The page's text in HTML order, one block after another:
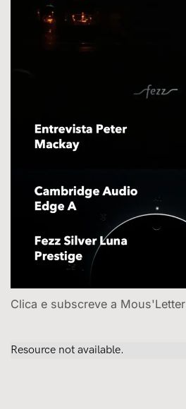
Clica e subscreve a Mous'Letter